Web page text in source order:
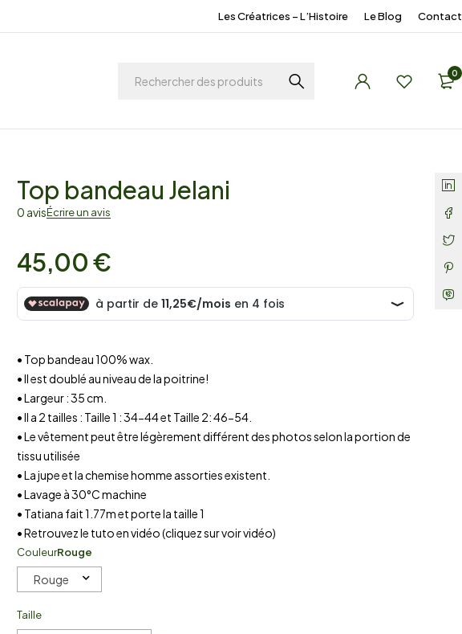
Les Créatrices – L’Histoire Le Blog Contact
0
Top bandeau Jelani
0 avisÉcrire un avis
45,00€
• Top bandeau 100% wax.
• Il est doublé au niveau de la poitrine!
• Largeur : 35 cm.
• Il a 2 tailles : Taille 1 : 34-44 et Taille 2: 46-54.
• Le vêtement peut être légèrement différent des photos selon la portion de
tissu utilisée
• La jupe et la chemise homme assorties existent.
• Lavage à 30°C machine
• Tatiana fait 1.77m et porte la taille 1
• Retrouvez le tuto en vidéo (cliquez sur voir vidéo)
CouleurRouge
Rouge
Taille